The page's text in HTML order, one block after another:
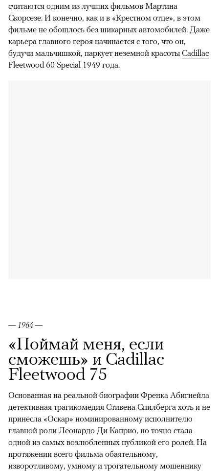
считаются одним из лучших фильмов Мартина
Скорсезе. И конечно, как и в «Крестном отце», в этом
фильме не обошлось без шикарных автомобилей. Даже
карьера главного героя начинается с того, что он,
будучи мальчишкой, паркует неземной красоты Cadillac
Fleetwood 60 Special 1949 года.
— 1964 —
«Поймай меня, если
сможешь» и Cadillac
Fleetwood 75
Основанная на реальной биографии Френка Абигнейла
детективная трагикомедия Стивена Спилберга хоть и не
принесла «Оскар» номинированному исполнителю
главной роли Леонардо Ди Каприо, но точно стала
одной из самых возлюбленных публикой его ролей. На
протяжении всего фильма обаятельному,
изворотливому, умному и трогательному мошеннику